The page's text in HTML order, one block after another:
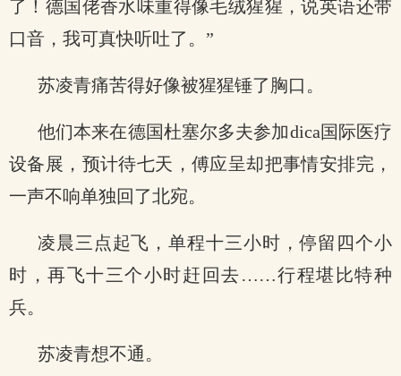
了！德国佬香水味重得像毛绒猩猩，说英语还带
口音，我可真快听吐了。”
苏凌青痛苦得好像被猩猩锤了胸口。
他们本来在德国杜塞尔多夫参加dica国际医疗
设备展，预计待七天，傅应呈却把事情安排完，
一声不响单独回了北宛。
凌晨三点起飞，单程十三小时，停留四个小
时，再飞十三个小时赶回去……行程堪比特种
兵。
苏凌青想不通。